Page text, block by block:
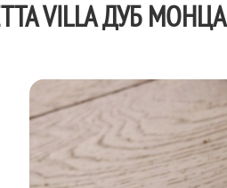
VILLA ДУБ МОНЦА